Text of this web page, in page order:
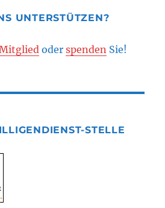
UNTERSTÜTZEN?
oderspenden Sie!
STELLE